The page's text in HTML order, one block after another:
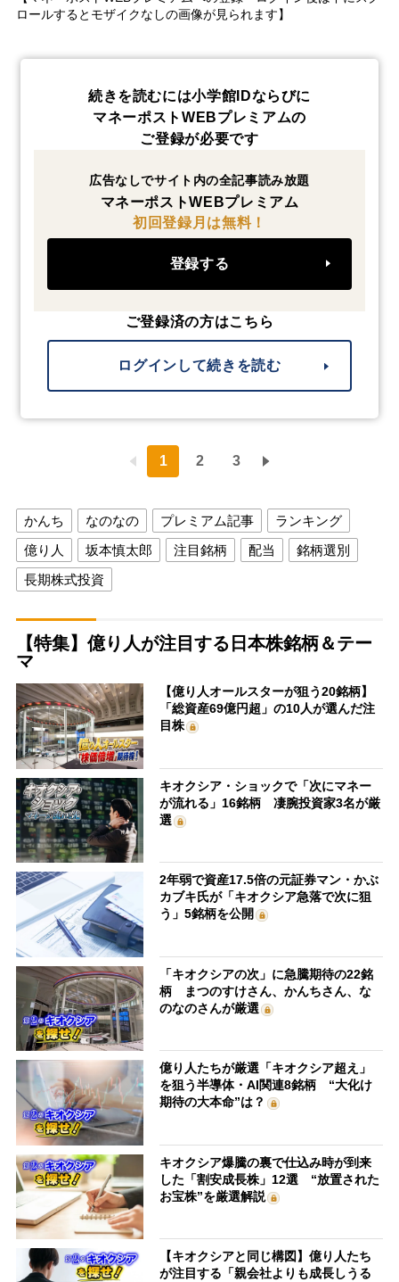
ロールするとモザイクなしの画像が見られます】
続きを読むには小学館IDならびに
マネーポストWEBプレミアムの
ご登録が必要です
広告なしでサイト内の全記事読み放題
マネーポストWEBプレミアム
初回登録月は無料！
登録する
ご登録済の方はこちら
ログインして続きを読む
1 2 3
かんち なのなの プレミアム記事
ランキング
億り人
坂本慎太郎 注目銘柄 配当
銘柄選別
長期株式投資
【特集】億り人が注目する日本株銘柄＆テー
マ
【億り人オールスターが狙う20銘柄】
「総資産69億円超」の10人が選んだ注
目株
キオクシア・ショックで「次にマネー
が流れる」16銘柄 凄腕投資家3名が厳
選
2年弱で資産17.5倍の元証券マン・かぶ
カブキ氏が「キオクシア急落で次に狙
う」5銘柄を公開
「キオクシアの次」に急騰期待の22銘
柄 まつのすけさん、かんちさん、な
のなのさんが厳選
億り人たちが厳選「キオクシア超え」
を狙う半導体・AI関連8銘柄 “大化け
期待の大本命”は？
キオクシア爆騰の裏で仕込み時が到来
した「割安成長株」12選 “放置された
お宝株”を厳選解説
【キオクシアと同じ構図】億り人たち
が注目する「親会社よりも成長しうる